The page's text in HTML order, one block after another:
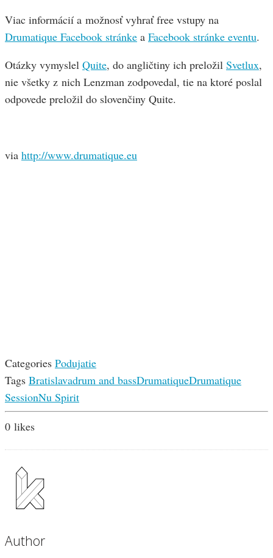
Viac informácií a možnosť vyhrať free vstupy na
Drumatique Facebook stránke a Facebook stránke eventu.
Otázky vymyslel Quite, do angličtiny ich preložil Svetlux,
nie všetky z nich Lenzman zodpovedal, tie na ktoré poslal
odpovede preložil do slovenčiny Quite.
via http://www.drumatique.eu
Categories Podujatie
Tags Bratislavadrum and bassDrumatiqueDrumatique
SessionNu Spirit
0 likes
Author